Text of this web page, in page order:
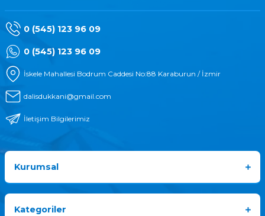
0 (545) 123 96 09
0 (545) 123 96 09
İskele Mahallesi Bodrum Caddesi No:88 Karaburun / İzmir
dalisdukkani@gmail.com
İletişim Bilgilerimiz
Kurumsal
Kategoriler